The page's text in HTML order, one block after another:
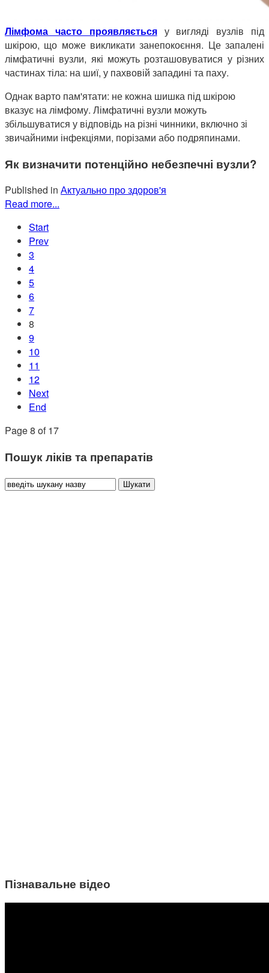
Лімфома часто проявляєтьсяу вигляді вузлів під
шкірою, що може викликати занепокоєння. Це запалені
лімфатичні вузли, які можуть розташовуватися у різних
частинах тіла: на шиї, у пахвовій западині та паху.
Однак варто пам'ятати: не кожна шишка під шкірою
вказує на лімфому. Лімфатичні вузли можуть
збільшуватися у відповідь на різні чинники, включно зі
звичайними інфекціями, порізами або подряпинами.
Як визначити потенційно небезпечні вузли?
Published in Актуально про здоров'я
Read more...
Start
Prev
3
4
5
6
7
8
9
10
11
12
Next
End
Page 8 of 17
Пошук ліків та препаратів
Пізнавальне відео